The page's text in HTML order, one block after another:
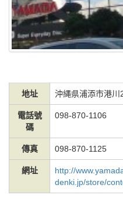
地址 沖縄県浦添市港川
電話號
碼
098-870-1106
傳真 098-870-1125
網址
http://
denki.jp/store/